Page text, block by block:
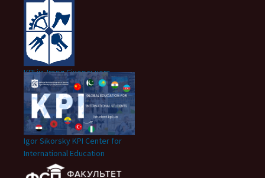
КПІ ім. Ігоря Сікорського
Igor Sikorsky KPI Center for
International Education